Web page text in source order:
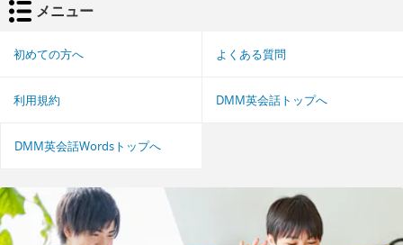
メニュー
初めての方へ よくある質問
利用規約 DMM英会話トップへ
DMM英会話Wordsトップへ